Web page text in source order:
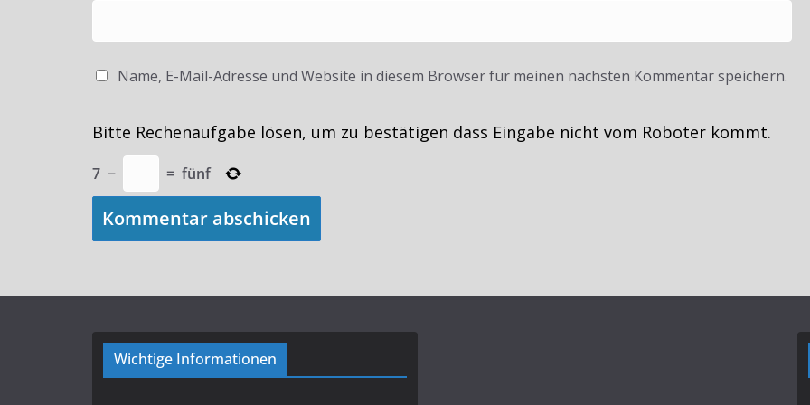
Name, E-Mail-Adresse und Website in diesem Browser für meinen nächsten Kommentar speichern.
Bitte Rechenaufgabe lösen, um zu bestätigen dass Eingabe nicht vom Roboter kommt.
7 − = fünf
Wichtige Informationen